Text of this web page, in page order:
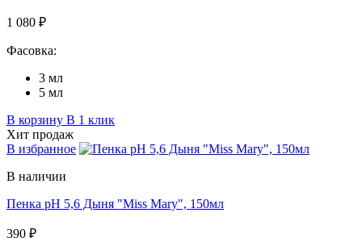
1 080 ₽
Фасовка:
3 мл
5 мл
В корзину В 1 клик
Хит продаж
В избранное
В наличии
Пенка pH 5,6 Дыня "Miss Mary", 150мл
390 ₽